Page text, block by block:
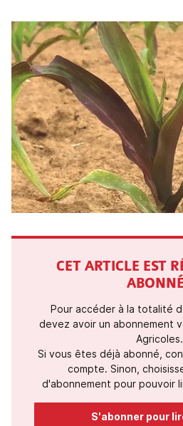
CET ARTICLE EST
Pour accéder à la totalité
devez avoir un abonnement
Agricoles.
Si vous êtes déjà abonné,
compte. Sinon,
d'abonnement pour pouvoir
S'abonner pour